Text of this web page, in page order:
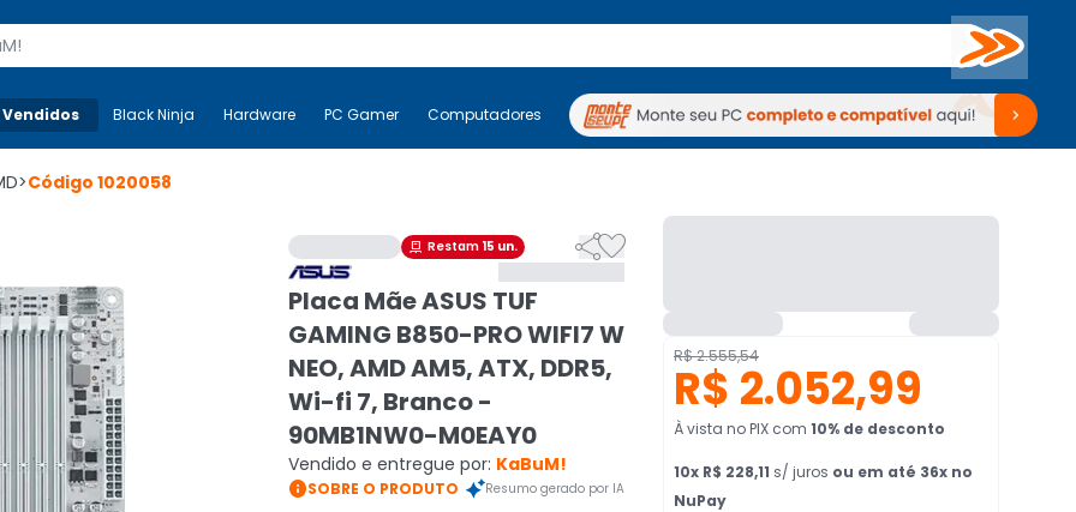
Buscar
Mais-v- Black Ninja Hardware PC Gamer Computadores Periféricos TV Venda no KaBuM!
Black Ninja Hardware PC Gamer Computadores Periféricos TV Venda no KaBuM!
>Código 1020058
 Restam 15 un. 
Placa Mãe ASUS TUF
GAMING B850-PRO WIFI7 W
NEO, AMD AM5, ATX, DDR5,
Wi-fi 7, Branco -
90MB1NW0-M0EAY0
Vendido e entregue por: KaBuM!
SOBRE O PRODUTO Resumo gerado por IA
R$ 2.555,54
R$ 2.052,99
À vista no PIX com 10% de desconto
10x R$ 228,11 s/ juros ou em até 36x no
NuPay